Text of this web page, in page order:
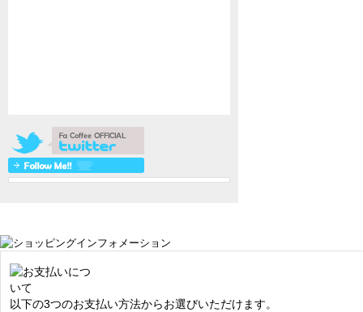
以下の3つのお支払い方法からお選びいただけます。